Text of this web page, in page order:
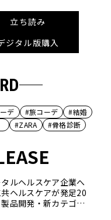
立ち読み
ジタル版購入
デ #旅コーデ
#結婚
#ZARA #骨格診断
ルヘルスケア企業へ
ヘルスケアが発足20
品開発・新カテゴリ
統合時のエピソード